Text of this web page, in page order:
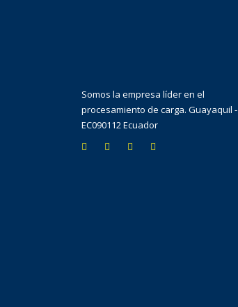
Somos la empresa líder en el
procesamiento de carga. Guayaquil -
EC090112 Ecuador